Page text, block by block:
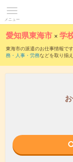
メニュー
愛知県東海市 ×学
東海市の派遣のお仕事情報で
務・人事・労務などを取り揃